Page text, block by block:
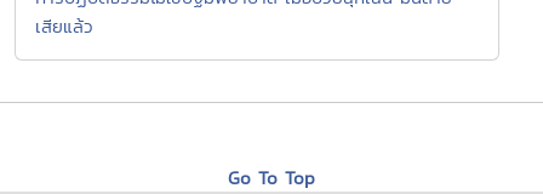
เสียแล้ว
Go To Top